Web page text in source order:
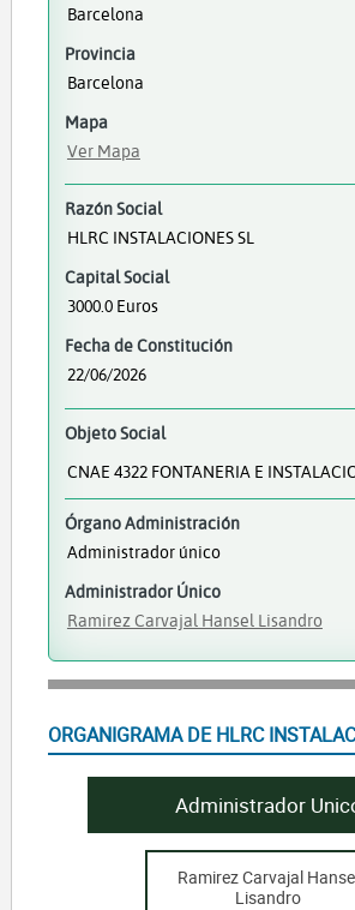
Barcelona
Provincia
Barcelona
Mapa
Ver Mapa
Razón Social
HLRC INSTALACIONES SL
Capital Social
3000.0 Euros
Fecha de Constitución
22/06/2026
Objeto Social
CNAE 4322 FONTANERIA E
Órgano Administración
Administrador único
Administrador Único
Ramirez Carvajal Hansel Lisandro
ORGANIGRAMA DE HLRC
Administrador
Ramirez Carvajal
Lisandro